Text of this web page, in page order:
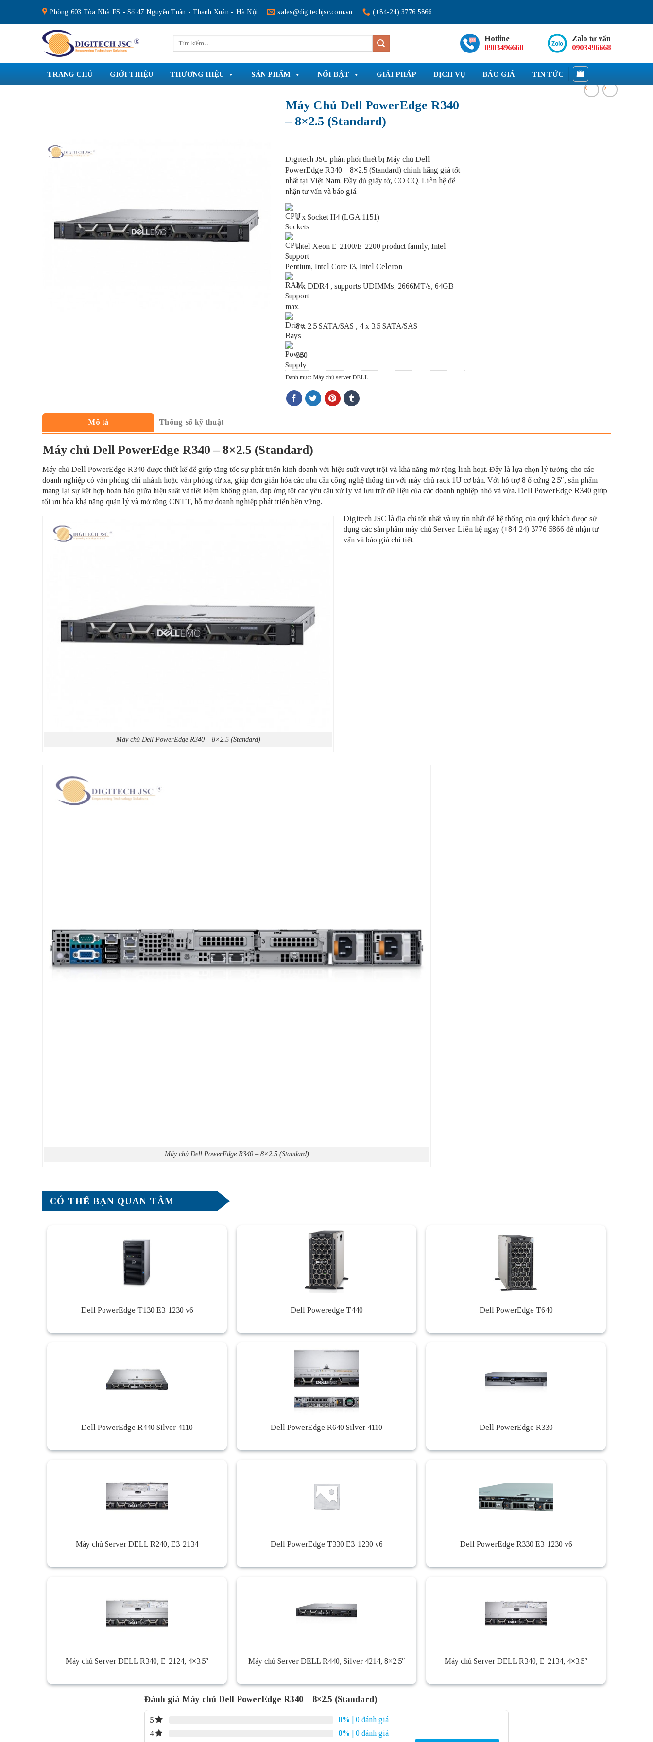
content
Phòng 603 Tòa Nhà FS - Số 47 Nguyễn Tuân - Thanh Xuân - Hà Nội sales@digitechjsc.com.vn (+84-24) 3776 5866
kiếm:
Hotline
0903496668
Zalo tư vấn
0903496668
TRANG CHỦ GIỚI THIỆU THƯƠNG HIỆU SẢN PHẨM NỔI BẬT GIẢI PHÁP DỊCH VỤ BÁO GIÁ TIN TỨC
Máy Chủ Dell PowerEdge R340
– 8×2.5 (Standard)
Digitech JSC phân phối thiết bị Máy chủ Dell
PowerEdge R340 – 8×2.5 (Standard) chính hãng giá tốt
nhất tại Việt Nam. Đầy đủ giấy tờ, CO CQ. Liên hệ để
nhận tư vấn và báo giá.
1 x Socket H4 (LGA 1151)
Intel Xeon E-2100/E-2200 product family, Intel
Pentium, Intel Core i3, Intel Celeron
4 x DDR4 , supports UDIMMs, 2666MT/s, 64GB
max.
8 x 2.5 SATA/SAS , 4 x 3.5 SATA/SAS
350
Danh mục: Máy chủ server DELL
Mô tả Thông số kỹ thuật
Máy chủ Dell PowerEdge R340 – 8×2.5 (Standard)
Máy chủ Dell PowerEdge R340 được thiết kế để giúp tăng tốc sự phát triển kinh doanh với hiệu suất vượt trội và khả năng mở rộng linh hoạt. Đây là lựa chọn lý tưởng cho các
doanh nghiệp có văn phòng chi nhánh hoặc văn phòng từ xa, giúp đơn giản hóa các nhu cầu công nghệ thông tin với máy chủ rack 1U cơ bản. Với hỗ trợ 8 ổ cứng 2.5″, sản phẩm
mang lại sự kết hợp hoàn hảo giữa hiệu suất và tiết kiệm không gian, đáp ứng tốt các yêu cầu xử lý và lưu trữ dữ liệu của các doanh nghiệp nhỏ và vừa. Dell PowerEdge R340 giúp
tối ưu hóa khả năng quản lý và mở rộng CNTT, hỗ trợ doanh nghiệp phát triển bền vững.
Máy chủ Dell PowerEdge R340 – 8×2.5 (Standard)
Máy chủ Dell PowerEdge R340 – 8×2.5 (Standard)
Digitech JSC là địa chỉ tốt nhất và uy tín nhất để hệ thống của quý khách được sử
dụng các sản phẩm máy chủ Server. Liên hệ ngay (+84-24) 3776 5866 để nhận tư
vấn và báo giá chi tiết.
CÓ THỂ BẠN QUAN TÂM
Dell PowerEdge T130 E3-1230 v6 Dell Poweredge T440 Dell PowerEdge T640
Dell PowerEdge R440 Silver 4110 Dell PowerEdge R640 Silver 4110 Dell PowerEdge R330
Máy chủ Server DELL R240, E3-2134 Dell PowerEdge T330 E3-1230 v6 Dell PowerEdge R330 E3-1230 v6
Máy chủ Server DELL R340, E-2124, 4×3.5″ Máy chủ Server DELL R440, Silver 4214, 8×2.5″ Máy chủ Server DELL R340, E-2134, 4×3.5″
Đánh giá Máy chủ Dell PowerEdge R340 – 8×2.5 (Standard)
5 0%
| 0 đánh giá
4
0% | 0 đánh giá